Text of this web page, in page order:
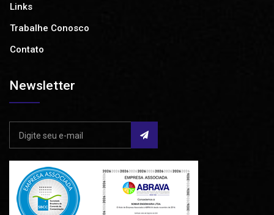
Links
Trabalhe Conosco
Contato
Newsletter